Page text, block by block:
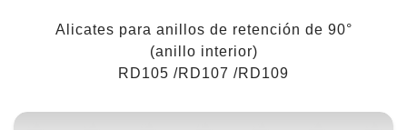
Alicates para anillos de retención de 90°
(anillo interior)
RD105 /RD107 /RD109